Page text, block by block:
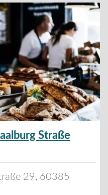
Straße
29, 60385